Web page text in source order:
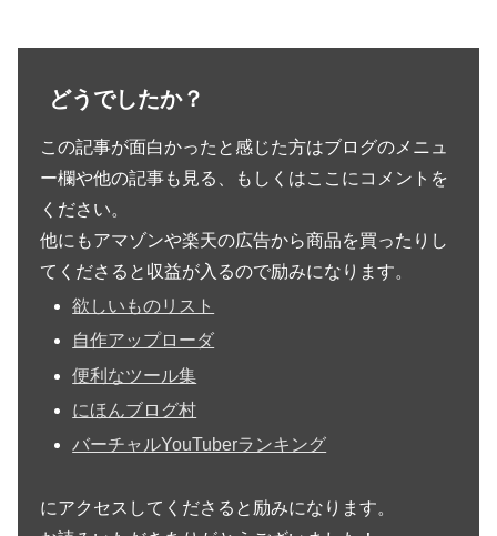
どうでしたか？
この記事が面白かったと感じた方はブログのメニュ
ー欄や他の記事も見る、もしくはここにコメントを
ください。
他にもアマゾンや楽天の広告から商品を買ったりし
てくださると収益が入るので励みになります。
欲しいものリスト
自作アップローダ
便利なツール集
にほんブログ村
バーチャルYouTuberランキング
にアクセスしてくださると励みになります。